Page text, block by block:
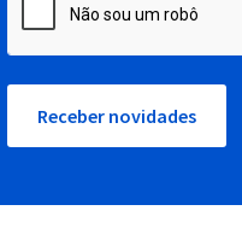
Receber novidades